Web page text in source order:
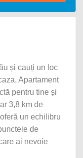
și cauți un loc
Apartament
pentru tine și
3,8 km de
un echilibru
de
ai nevoie